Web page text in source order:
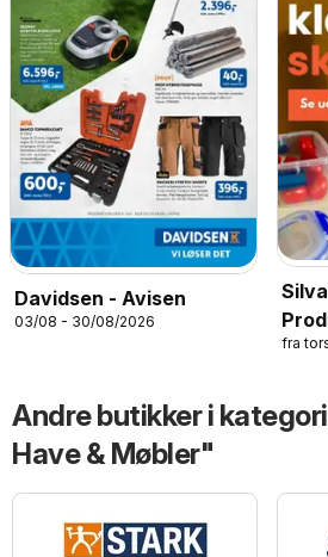
Davidsen - Avisen
03/08 - 30/08/2026
fra
Andre butikker i
Have & Møbler"